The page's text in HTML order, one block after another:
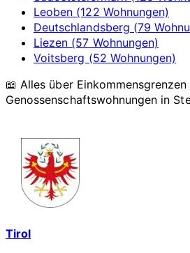
Leoben (122 Wohnungen)
Deutschlandsberg (79
Liezen (57 Wohnungen)
Voitsberg (52 Wohnungen)
📖 Alles über Einkommensgrenzen
Genossenschaftswohnungen in
Tirol